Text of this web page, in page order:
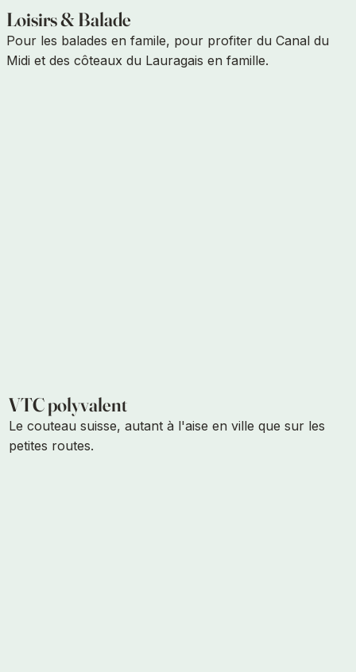
Loisirs & Balade
Pour les balades en famile, pour profiter du Canal du
Midi et des côteaux du Lauragais en famille.
VTC polyvalent
Le couteau suisse, autant à l'aise en ville que sur les
petites routes.